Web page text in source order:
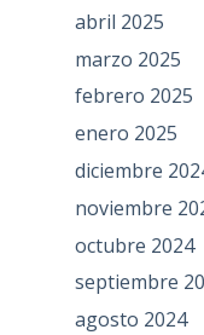
abril 2025
marzo 2025
febrero 2025
enero 2025
diciembre
noviembre
octubre 2024
septiembre
agosto 2024